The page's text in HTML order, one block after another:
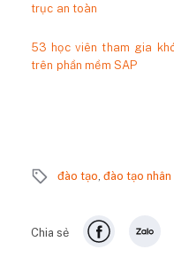
trục an toàn
53 học viên tham gia
trên phần mềm SAP
đào tạo, đào tạo nhân
Chia sẻ